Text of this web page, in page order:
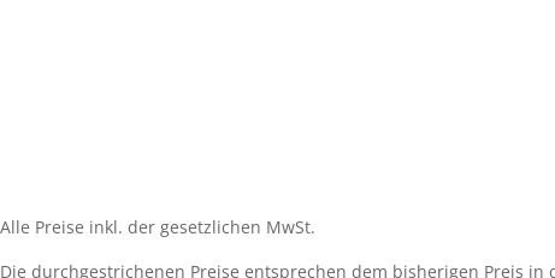
Alle Preise inkl. der gesetzlichen MwSt.
Die durchgestrichenen Preise entsprechen dem bisherigen Preis in